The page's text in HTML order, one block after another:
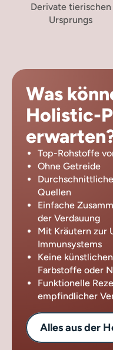
Derivate tierischen
Ursprungs
Was
Holistic-
Top-Rohstoffe
Ohne Getreide
Quellen
Einfache
der Verdauung
Mit Kräutern zur
Immunsystems
Keine
Farbstoffe oder
Funktionelle
empfindlicher
Alles aus der